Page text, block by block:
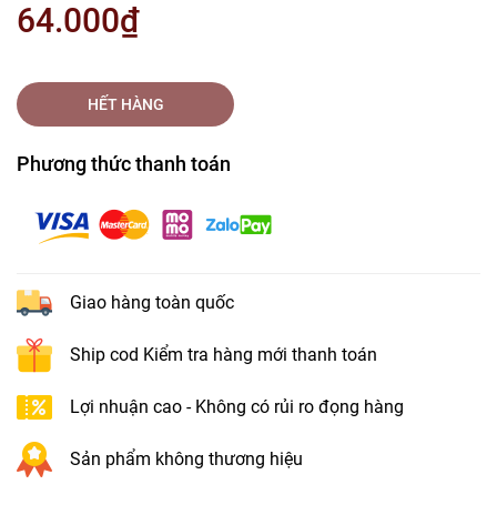
64.000₫
HẾT HÀNG
Phương thức thanh toán
Giao hàng toàn quốc
Ship cod Kiểm tra hàng mới thanh toán
Lợi nhuận cao - Không có rủi ro đọng hàng
Sản phẩm không thương hiệu